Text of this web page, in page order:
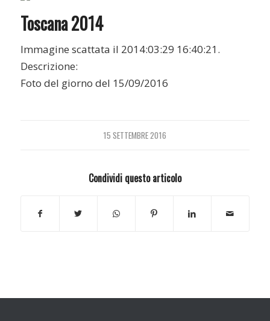
Toscana 2014
Immagine scattata il 2014:03:29 16:40:21.
Descrizione:
Foto del giorno del 15/09/2016
15 SETTEMBRE 2016
Condividi questo articolo